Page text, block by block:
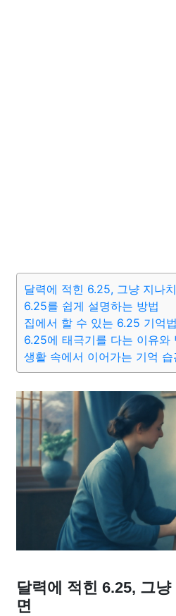
달력에 적힌 6.25, 그냥 지나
6.25를 쉽게 설명하는 방법
집에서 할 수 있는 6.25 기억법
6.25에 태극기를 다는 이유와
생활 속에서 이어가는 기억 습
달력에 적힌 6.25, 그냥
면